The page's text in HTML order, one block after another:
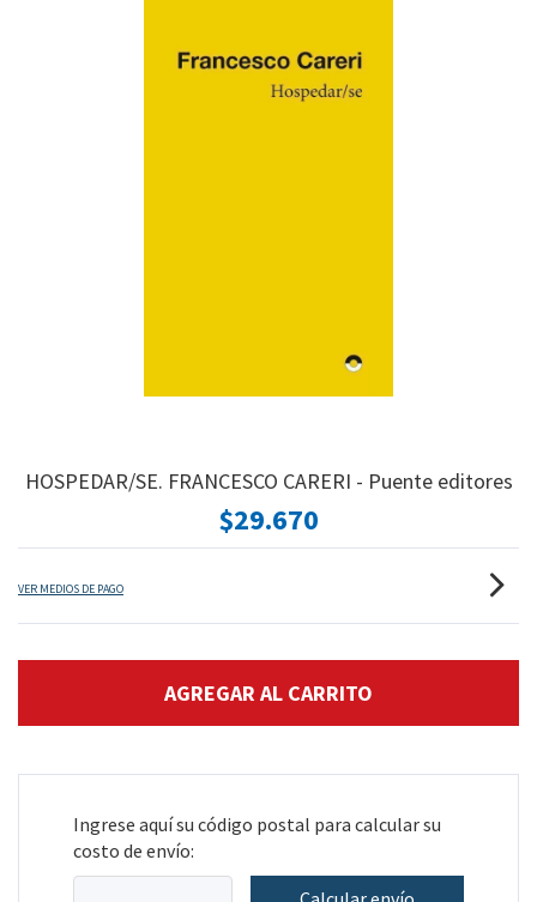
HOSPEDAR/SE. FRANCESCO CARERI - Puente editores
$29.670
VER MEDIOS DE PAGO
Ingrese aquí su código postal para calcular su
costo de envío: